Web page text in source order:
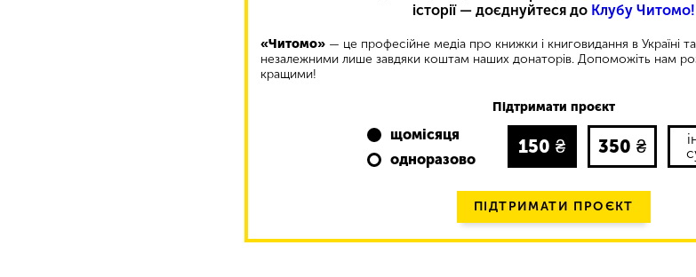
історії — доєднуйтеся до Клубу Читомо!
«Читомо» — це професійне медіа про книжки і книговидання в Україні
незалежними лише завдяки коштам наших донаторів. Допоможіть нам
кращими!
Підтримати проєкт
щомісяця
одноразово
150 ₴ 350 ₴
ПІДТРИМАТИ ПРОЄКТ